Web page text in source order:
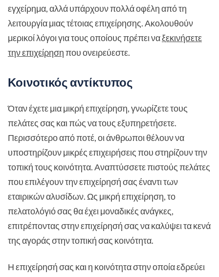
εγχείρημα, αλλά υπάρχουν πολλά οφέλη από τη
λειτουργία μιας τέτοιας επιχείρησης. Ακολουθούν
μερικοί λόγοι για τους οποίους πρέπει ναξεκινήσετε
την επιχείρησηπου ονειρεύεστε.
Κοινοτικός αντίκτυπος
Όταν έχετε μια μικρή επιχείρηση, γνωρίζετε τους
πελάτες σας και πώς να τους εξυπηρετήσετε.
Περισσότερο από ποτέ, οι άνθρωποι θέλουν να
υποστηρίζουν μικρές επιχειρήσεις που στηρίζουν την
τοπική τους κοινότητα. Αναπτύσσετε πιστούς πελάτες
που επιλέγουν την επιχείρησή σας έναντι των
εταιρικών αλυσίδων. Ως μικρή επιχείρηση, το
πελατολόγιό σας θα έχει μοναδικές ανάγκες,
επιτρέποντας στην επιχείρησή σας να καλύψει τα κενά
της αγοράς στην τοπική σας κοινότητα.
Η επιχείρησή σας και η κοινότητα στην οποία εδρεύει